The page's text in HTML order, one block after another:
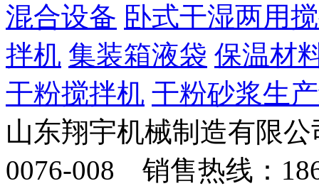
混合设备 卧式干湿两用
拌机 集装箱液袋 保温材
干粉搅拌机 干粉砂浆生
山东翔宇机械制造有限
0076-008 销售热线：